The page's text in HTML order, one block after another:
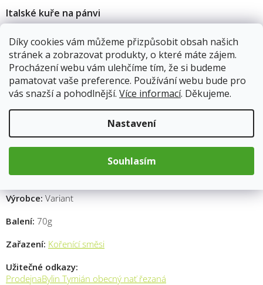
Díky cookies vám můžeme přizpůsobit obsah našich
stránek a zobrazovat produkty, o které máte zájem.
Procházení webu vám ulehčíme tím, že si budeme
pamatovat vaše preference. Používání webu bude pro
vás snazší a pohodlnější. Více informací. Děkujeme.
Nastavení
Souhlasím
Italské kuře na pánvi
Suroviny:
2 kuřecí prsa, 2 lžičky směsi koření Italy, 2 lžíce olivového oleje,
sůl a pepř podle chuti
Kuřecí prsa opláchněte a osušte papírovým ubrouskem. Směs
Na pánvi zahřejte olivový olej a přidejte kuřecí prsa. Smažte
kuře z obou stran do zlatova a pečte, dokud není maso
propečené až do středu. Hotové kuřecí prsa vyjměte z pánve a
nechte je chvíli odpočinout. Následně nakrájejte na plátky a
podávejte.
Výrobce:Variant
Balení: 70g
Zařazení: Kořenící směsi
Užitečné odkazy:
ProdejnaBylin Tymián obecný nať řezaná